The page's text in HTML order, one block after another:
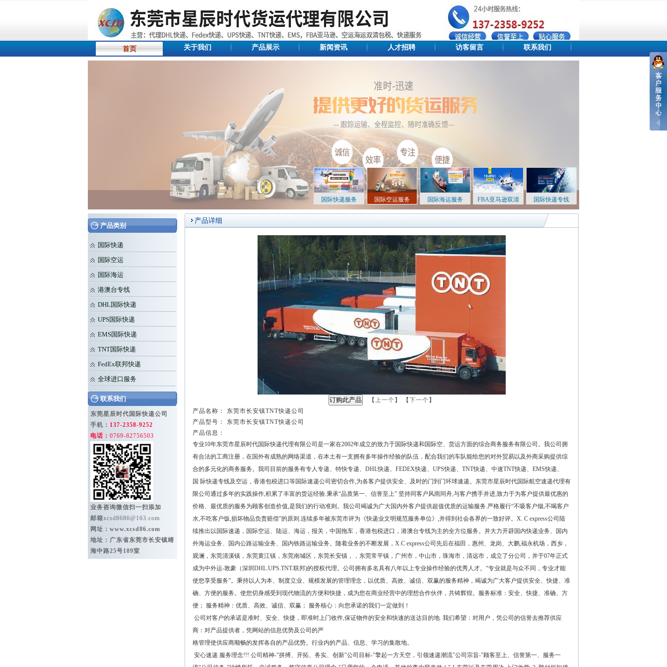
首页 关于我们 产品展示 新闻资讯 人才招聘 访客留言 联系我们
国际快递服务 国际空运服务 国际海运服务 FBA亚马逊双清 国际快递专线
产品类别
国际快递
国际空运
国际海运
港澳台专线
DHL国际快递
UPS国际快递
EMS国际快递
TNT国际快递
FedEx联邦快递
全球进口服务
联系我们
东莞星辰时代国际快递公司
手机： 137-2358-9252
电话： 0769-82756503
业务咨询微信扫一扫添加
邮箱xcsd8686@163.com
网址： www.xcsd86.com
地址：广东省东莞市长安镇靖
海中路25号189室
产品详细
【 上一个 】 【 下一个 】
产品名称： 东莞市长安镇TNT快递公司
产品型号： 东莞市长安镇TNT快递公司
产品信息：
专业10年东莞市星辰时代国际快递代理有限公司是一家在2002年成立的致力于国际快递和国际空、货运方面的综合商务服务有限公司。我公司拥
有合法的工商注册，在国外有成熟的网络渠道，在本土有一支拥有多年操作经验的队伍，配合我们的车队能给您的对外贸易以及外商采购提供综
合的多元化的商务服务。我司目前的服务有专人专递、特快专递、DHL快递、FEDEX快递、UPS快递、TNT快递、中速TNT快递、EMS快递、
国 际快递专线及空运，香港包税进口等国际速递公司密切合作,为各客户提供安全、及时的门到门环球速递。东莞市星辰时代国际航空速递代理有
限公司通过多年的实践操作,积累了丰富的货运经验.秉承“品质第一、信誉至上” 坚持同客户风雨同舟,与客户携手并进,致力于为客户提供最优惠的
价格、最优质的服务为顾客创造价值,是我们的行动准则。我公司竭诚为广大国内外客户提供超值优质的运输服务.严格履行“不吸客户烟,不喝客户
水,不吃客户饭,损坏物品负责赔偿”的原则.连续多年被东莞市评为《快递业文明规范服务单位》,并得到社会各界的一致好评。X. C express公司陆
续推出以国际速递，国际空运、陆运、海运，报关，中国拖车，香港包税进口，港澳台专线为主的全方位服务。并大力开辟国内快递业务、国内
外海运业务、国内公路运输业务、国内铁路运输业务。随着业务的不断发展，X.C express公司先后在福田，惠州、龙岗、大鹏,福永机场，西乡，
观澜，东莞清溪镇，东莞黄江镇，东莞南城区，东莞长安镇，，东莞常平镇，广州市，中山市，珠海市，清远市，成立了分公司，并于07年正式
成为中外运-敦豪（深圳DHL.UPS.TNT.联邦)的授权代理。公司拥有多名具有八年以上专业操作经验的优秀人才。“专业就是与众不同，专业才能
使您享受服务”。秉持以人为本、制度立业、规模发展的管理理念，以优质、高效、诚信、双赢的服务精神，竭诚为广大客户提供安全、快捷、准
确、方便的服务。使您切身感受到现代物流的方便和快捷，成为您在商业经营中的理想合作伙伴，共铸辉煌。服务标准：安全、快捷、准确、方
便； 服务精神：优质、高效、诚信、双赢； 服务核心：向您承诺的我们一定做到！
公司对客户的承诺是准时、安全、快捷，即准时上门收件,保证物件的安全和快速的送达目的地. 我们希望：对用户，凭公司的信誉去推荐供应
商：对产品提供者，凭网站的信息优势及公司的严
格管理使供应商顺畅的发挥各自的产品优势。行业内的产品、信息、学习的集散地。
安心速递 服务理念!!! 公司精神-"拼搏、开拓、务实、创新"公司目标-"擎起一方天空，引领速递潮流"公司宗旨-"顾客至上、信誉第一、服务一